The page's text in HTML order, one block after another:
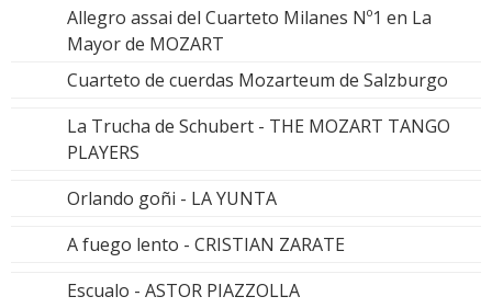
Allegro assai del Cuarteto Milanes Nº1 en La
Mayor de MOZART
Cuarteto de cuerdas Mozarteum de Salzburgo
La Trucha de Schubert - THE MOZART TANGO
PLAYERS
Orlando goñi - LA YUNTA
A fuego lento - CRISTIAN ZARATE
Escualo - ASTOR PIAZZOLLA